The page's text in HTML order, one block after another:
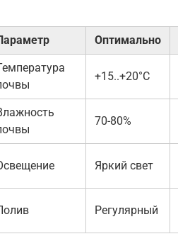
Оптимально
+15..+20°C
70-80%
Яркий свет
Регулярный